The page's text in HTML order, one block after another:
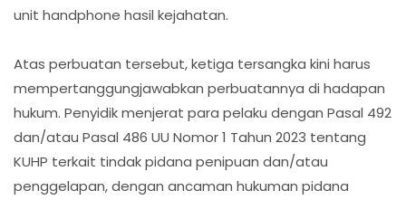
unit handphone hasil kejahatan.
Atas perbuatan tersebut, ketiga tersangka kini harus
mempertanggungjawabkan perbuatannya di hadapan
hukum. Penyidik menjerat para pelaku dengan Pasal 492
dan/atau Pasal 486 UU Nomor 1 Tahun 2023 tentang
KUHP terkait tindak pidana penipuan dan/atau
penggelapan, dengan ancaman hukuman pidana